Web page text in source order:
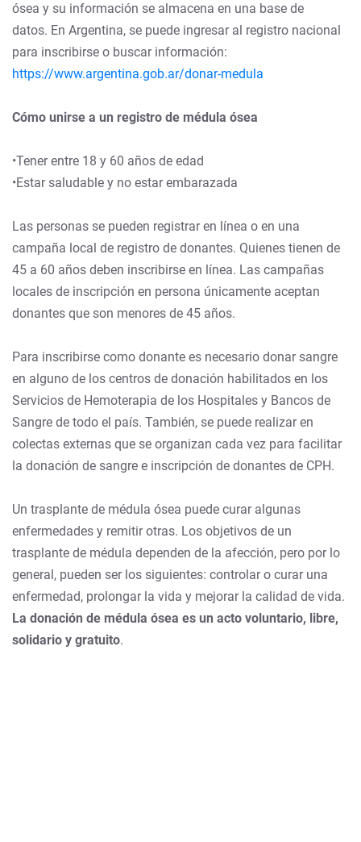
ósea y su información se almacena en una base de
datos. En Argentina, se puede ingresar al registro nacional
para inscribirse o buscar información:
https://www.argentina.gob.ar/donar-medula
Cómo unirse a un registro de médula ósea
•Tener entre 18 y 60 años de edad
•Estar saludable y no estar embarazada
Las personas se pueden registrar en línea o en una
campaña local de registro de donantes. Quienes tienen de
45 a 60 años deben inscribirse en línea. Las campañas
locales de inscripción en persona únicamente aceptan
donantes que son menores de 45 años.
Para inscribirse como donante es necesario donar sangre
en alguno de los centros de donación habilitados en los
Servicios de Hemoterapia de los Hospitales y Bancos de
Sangre de todo el país. También, se puede realizar en
colectas externas que se organizan cada vez para facilitar
la donación de sangre e inscripción de donantes de CPH.
Un trasplante de médula ósea puede curar algunas
enfermedades y remitir otras. Los objetivos de un
trasplante de médula dependen de la afección, pero por lo
general, pueden ser los siguientes: controlar o curar una
enfermedad, prolongar la vida y mejorar la calidad de vida.
La donación de médula ósea es un acto voluntario, libre,
solidario y gratuito.